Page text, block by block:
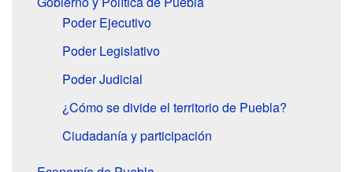
Poder Ejecutivo
Poder Legislativo
Poder Judicial
¿Cómo se divide el territorio de Puebla?
Ciudadanía y participación